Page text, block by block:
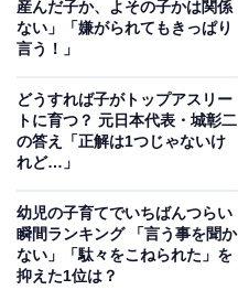
産んだ子か、よその子かは関係
ない」「嫌がられてもきっぱり
言う！」
どうすれば子がトップアスリー
トに育つ？ 元日本代表・城彰二
の答え「正解は1つじゃないけ
れど…」
幼児の子育てでいちばんつらい
瞬間ランキング 「言う事を聞か
ない」「駄々をこねられた」を
抑えた1位は？